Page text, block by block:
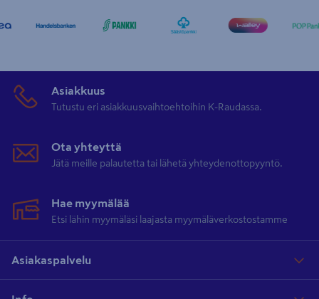
Asiakkuus
Tutustu eri asiakkuusvaihtoehtoihin K-Raudassa.
Ota yhteyttä
Jätä meille palautetta tai lähetä yhteydenottopyyntö.
Hae myymälää
Etsi lähin myymäläsi laajasta myymäläverkostostamme
Asiakaspalvelu